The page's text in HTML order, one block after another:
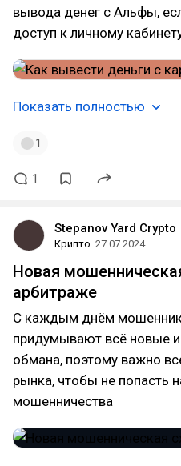
вывода денег с Альфы,
доступ к личному
Показать полностью
1
1
Stepanov Yard Crypto
Крипто 27.07.2024
Новая
арбитраже
С каждым днём
придумывают всё новые
обмана, поэтому важно
рынка, чтобы не попасть
мошенничества